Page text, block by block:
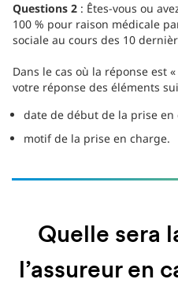
Questions 2 : Êtes-vous ou
100 % pour raison médicale
sociale au cours des 10
Dans le cas où la réponse est
votre réponse des éléments
date de début de la prise en
motif de la prise en charge.
Quelle sera
l’assureur en